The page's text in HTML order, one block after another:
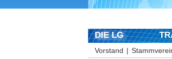
DIE LG
Vorstand